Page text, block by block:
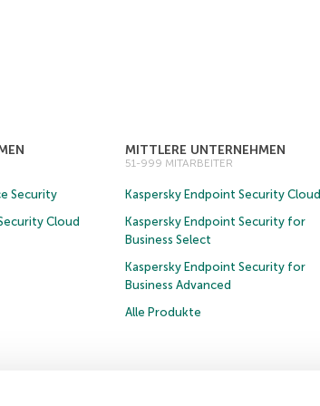
Security
Cloud
MITTLERE UNTERNEHMEN
51-999 MITARBEITER
Kaspersky Endpoint Security Cloud
Kaspersky Endpoint Security for
Business Select
Kaspersky Endpoint Security for
Business Advanced
Alle Produkte